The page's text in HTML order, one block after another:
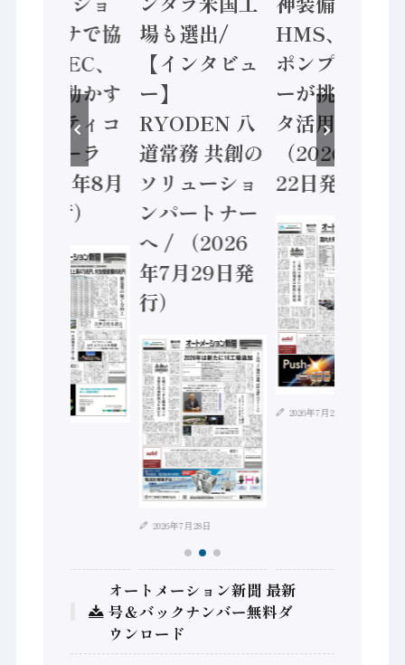
ンセンサで協
業 / IDEC、
安全に動かす
セーフティコ
ントローラ
（2026年8月
5日発行）
場も選出/
【インタビュ
ー】
RYODEN 八
道常務 共創の
ソリューショ
ンパートナー
へ / （2026
年7月29日発
行）
2026年7月28日
HMS、老舗
ポンプメーカ
ーが挑むデー
タ活用 など
（2026年7月
22日発行）
2026年7月21日
オートメーション新聞 最新
号＆バックナンバー無料ダ
ウンロード